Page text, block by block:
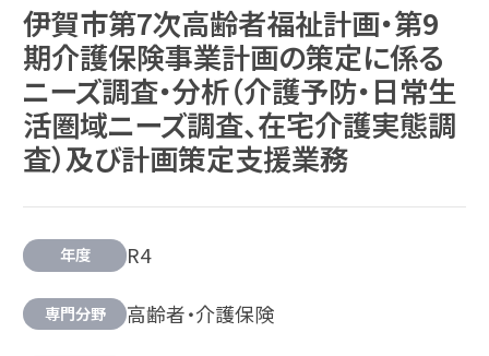
伊賀市第7次高齢者福祉計画・第9
期介護保険事業計画の策定に係る
ニーズ調査・分析（介護予防・日常生
活圏域ニーズ調査、在宅介護実態調
査）及び計画策定支援業務
年度 R4
専門分野 高齢者・介護保険